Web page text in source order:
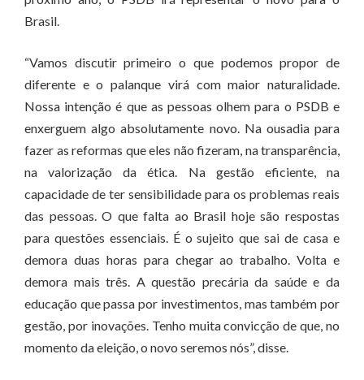
Brasil.
“Vamos discutir primeiro o que podemos propor de
diferente e o palanque virá com maior naturalidade.
Nossa intenção é que as pessoas olhem para o PSDB e
enxerguem algo absolutamente novo. Na ousadia para
fazer as reformas que eles não fizeram, na transparência,
na valorização da ética. Na gestão eficiente, na
capacidade de ter sensibilidade para os problemas reais
das pessoas. O que falta ao Brasil hoje são respostas
para questões essenciais. É o sujeito que sai de casa e
demora duas horas para chegar ao trabalho. Volta e
demora mais três. A questão precária da saúde e da
educação que passa por investimentos, mas também por
gestão, por inovações. Tenho muita convicção de que, no
momento da eleição, o novo seremos nós”, disse.